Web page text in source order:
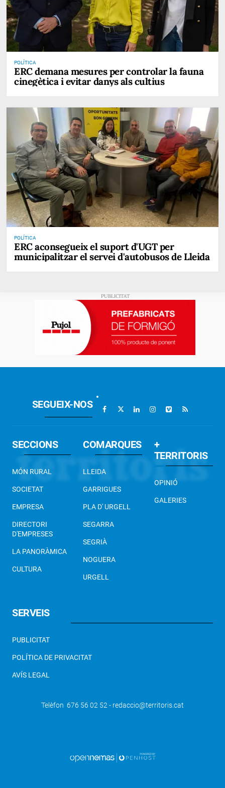
POLÍTICA
ERC demana mesures per controlar la fauna
cinegètica i evitar danys als cultius
POLÍTICA
ERC aconsegueix el suport d'UGT per
municipalitzar el servei d'autobusos de Lleida
SEGUEIX-NOS
SECCIONS
MÓN RURAL
SOCIETAT
EMPRESA
DIRECTORI
D'EMPRESES
LA PANORÀMICA
CULTURA
COMARQUES
LLEIDA
GARRIGUES
PLA D' URGELL
SEGARRA
SEGRIÀ
NOGUERA
URGELL
+
TERRITORIS
OPINIÓ
GALERIES
SERVEIS
PUBLICITAT
POLÍTICA DE PRIVACITAT
AVÍS LEGAL
Telèfon 676 56 02 52 - redaccio@territoris.cat